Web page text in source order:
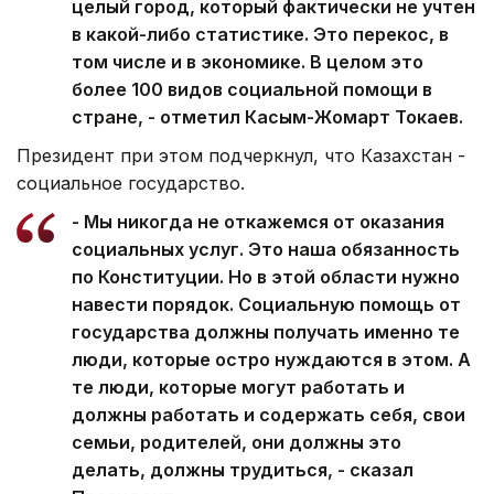
целый город, который фактически не учтен
в какой-либо статистике. Это перекос, в
том числе и в экономике. В целом это
более 100 видов социальной помощи в
стране, - отметил Касым-Жомарт Токаев.
Президент при этом подчеркнул, что Казахстан -
социальное государство.
- Мы никогда не откажемся от оказания
социальных услуг. Это наша обязанность
по Конституции. Но в этой области нужно
навести порядок. Социальную помощь от
государства должны получать именно те
люди, которые остро нуждаются в этом. А
те люди, которые могут работать и
должны работать и содержать себя, свои
семьи, родителей, они должны это
делать, должны трудиться, - сказал